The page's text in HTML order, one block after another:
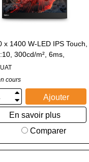
x 1400 W-LED IPS Touch,
300cd/m², 6ms,
USB PD (65W)
cours
Ajouter
En savoir plus
Comparer